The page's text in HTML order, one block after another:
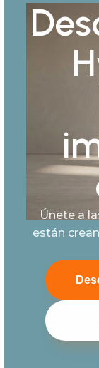
Únete a
están